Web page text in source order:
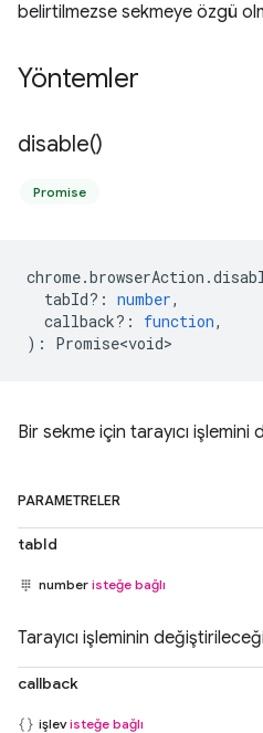
belirtilmezse sekmeye özgü
Yöntemler
disable()
Promise
chrome.browserAction .
tabId? : number,
callback? : function,
) : Promise<void>
Bir sekme için tarayıcı işlemini
PARAMETRELER
tabId
number isteğe bağlı
Tarayıcı işleminin
callback
işlevisteğe bağlı